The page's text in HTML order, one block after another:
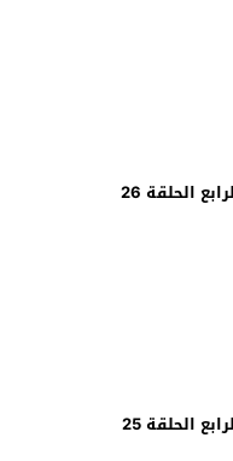
الحلقة 26
الحلقة 25